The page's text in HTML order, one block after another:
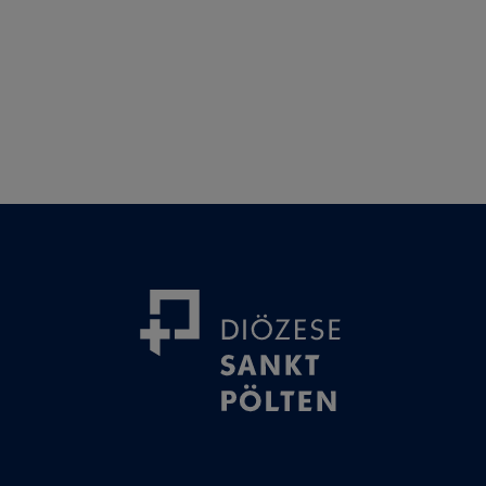
Missbrauch